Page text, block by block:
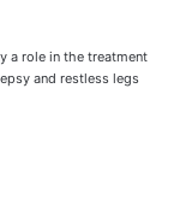
a role in the treatment
and restless legs